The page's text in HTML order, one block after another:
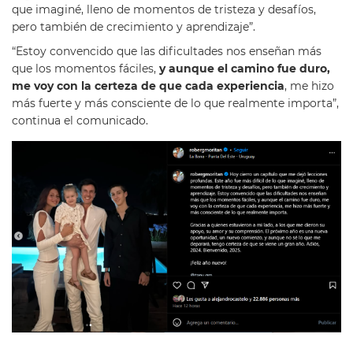
que imaginé, lleno de momentos de tristeza y desafíos,
pero también de crecimiento y aprendizaje”.
“Estoy convencido que las dificultades nos enseñan más
que los momentos fáciles, y aunque el camino fue duro,
me voy con la certeza de que cada experiencia, me hizo
más fuerte y más consciente de lo que realmente importa”,
continua el comunicado.